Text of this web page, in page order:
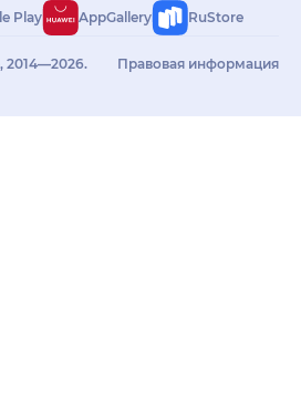
Play AppGallery RuStore
2014—2026.
Правовая информация